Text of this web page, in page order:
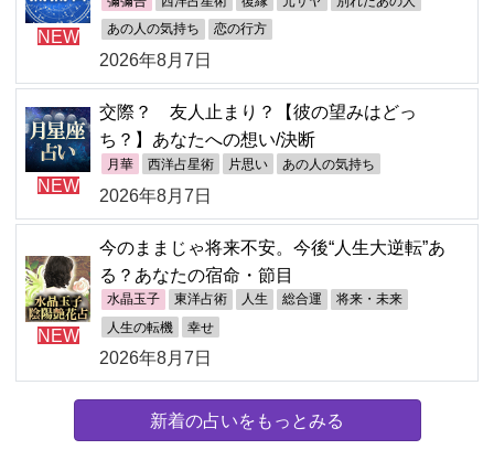
NEW あの人の気持ち 恋の行方
2026年8月7日
NEW
交際？ 友人止まり？【彼の望みはどっ
ち？】あなたへの想い/決断
月華 西洋占星術 片思い あの人の気持ち
2026年8月7日
NEW
今のままじゃ将来不安。今後“人生大逆転”あ
る？あなたの宿命・節目
水晶玉子 東洋占術 人生 総合運 将来・未来
人生の転機 幸せ
2026年8月7日
新着の占いをもっとみる